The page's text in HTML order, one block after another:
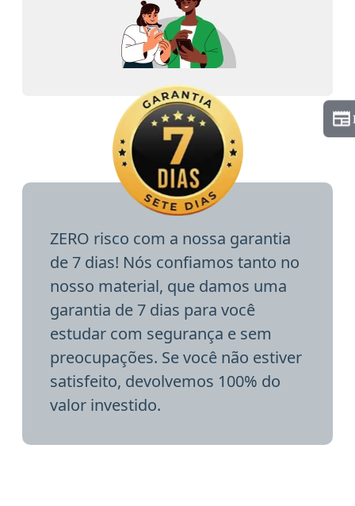
ZERO risco com a nossa garantia
de 7 dias! Nós confiamos tanto no
nosso material, que damos uma
garantia de 7 dias para você
estudar com segurança e sem
preocupações. Se você não estiver
satisfeito, devolvemos 100% do
valor investido.